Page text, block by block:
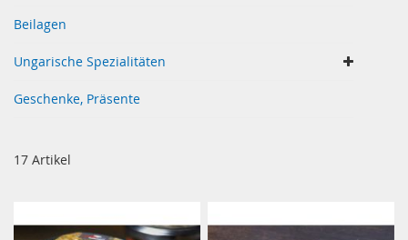
17 Artikel
Beilagen
Ungarische Spezialitäten
Geschenke, Präsente